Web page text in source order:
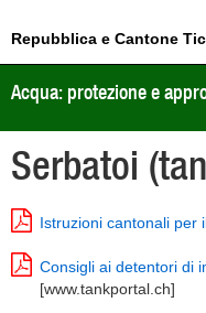
Repubblica e Cantone
Acqua: protezione e
Serbatoi
Istruzioni cantonali per
Consigli ai detentori di
[www.tankportal.ch]